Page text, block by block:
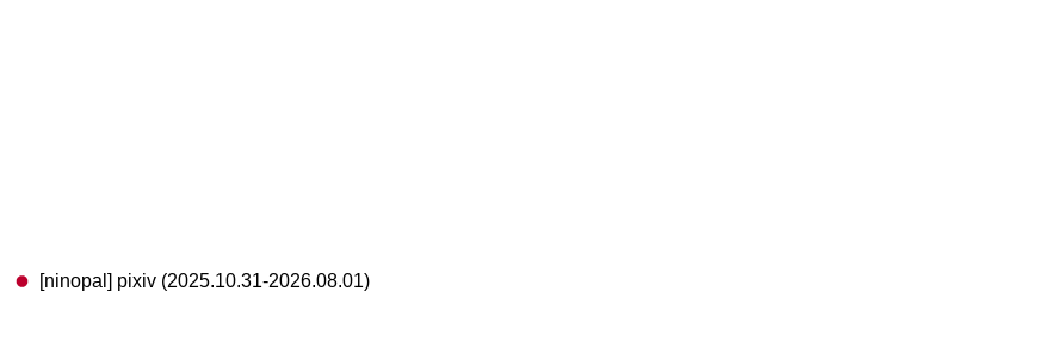
[ninopal] pixiv (2025.10.31-2026.08.01)